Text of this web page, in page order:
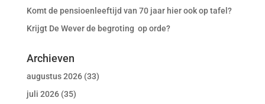
Komt de pensioenleeftijd van 70 jaar hier ook op tafel?
Krijgt De Wever de begroting op orde?
Archieven
augustus 2026(33)
juli 2026(35)